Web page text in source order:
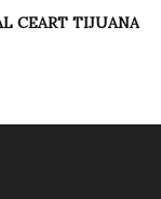
CEART TIJUANA